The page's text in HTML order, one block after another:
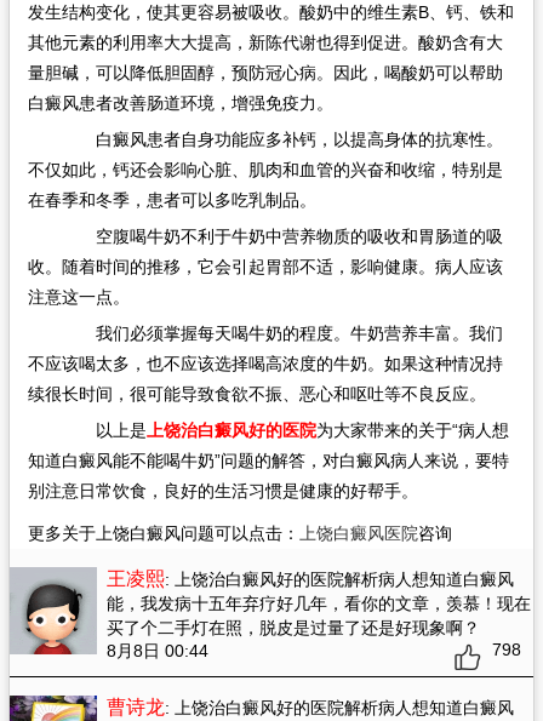
发生结构变化，使其更容易被吸收。酸奶中的维生素B、钙、铁和
其他元素的利用率大大提高，新陈代谢也得到促进。酸奶含有大
量胆碱，可以降低胆固醇，预防冠心病。因此，喝酸奶可以帮助
白癜风患者改善肠道环境，增强免疫力。
白癜风患者自身功能应多补钙，以提高身体的抗寒性。
不仅如此，钙还会影响心脏、肌肉和血管的兴奋和收缩，特别是
在春季和冬季，患者可以多吃乳制品。
空腹喝牛奶不利于牛奶中营养物质的吸收和胃肠道的吸
收。随着时间的推移，它会引起胃部不适，影响健康。病人应该
注意这一点。
我们必须掌握每天喝牛奶的程度。牛奶营养丰富。我们
不应该喝太多，也不应该选择喝高浓度的牛奶。如果这种情况持
续很长时间，很可能导致食欲不振、恶心和呕吐等不良反应。
以上是上饶治白癜风好的医院为大家带来的关于“病人想
知道白癜风能不能喝牛奶”问题的解答，对白癜风病人来说，要特
别注意日常饮食，良好的生活习惯是健康的好帮手。
更多关于上饶白癜风问题可以点击： 上饶白癜风医院咨询
王凌熙: 上饶治白癜风好的医院解析病人想知道白癜风
能，我发病十五年弃疗好几年，看你的文章，羡慕！现在
买了个二手灯在照，脱皮是过量了还是好现象啊？
8月8日 00:44
798
曹诗龙: 上饶治白癜风好的医院解析病人想知道白癜风